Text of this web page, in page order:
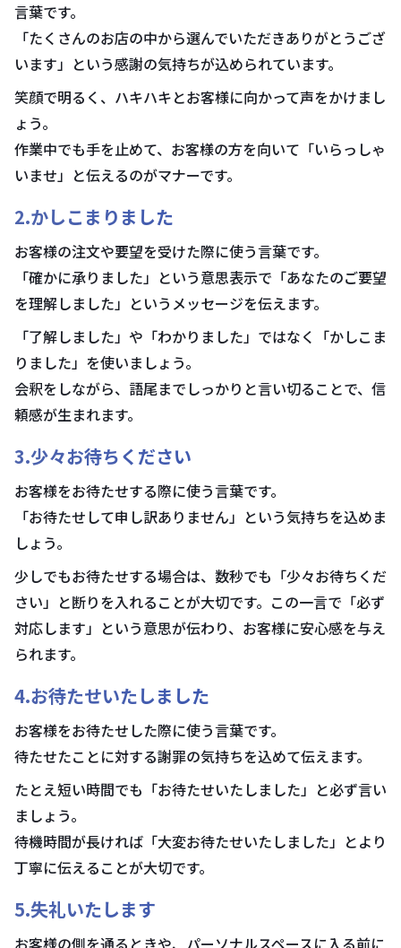
言葉です。
「たくさんのお店の中から選んでいただきありがとうござ
います」という感謝の気持ちが込められています。
笑顔で明るく、ハキハキとお客様に向かって声をかけまし
ょう。
作業中でも手を止めて、お客様の方を向いて「いらっしゃ
いませ」と伝えるのがマナーです。
2.かしこまりました
お客様の注文や要望を受けた際に使う言葉です。
「確かに承りました」という意思表示で「あなたのご要望
を理解しました」というメッセージを伝えます。
「了解しました」や「わかりました」ではなく「かしこま
りました」を使いましょう。
会釈をしながら、語尾までしっかりと言い切ることで、信
頼感が生まれます。
3.少々お待ちください
お客様をお待たせする際に使う言葉です。
「お待たせして申し訳ありません」という気持ちを込めま
しょう。
少しでもお待たせする場合は、数秒でも「少々お待ちくだ
さい」と断りを入れることが大切です。この一言で「必ず
対応します」という意思が伝わり、お客様に安心感を与え
られます。
4.お待たせいたしました
お客様をお待たせした際に使う言葉です。
待たせたことに対する謝罪の気持ちを込めて伝えます。
たとえ短い時間でも「お待たせいたしました」と必ず言い
ましょう。
待機時間が長ければ「大変お待たせいたしました」とより
丁寧に伝えることが大切です。
5.失礼いたします
お客様の側を通るときや、パーソナルスペースに入る前に